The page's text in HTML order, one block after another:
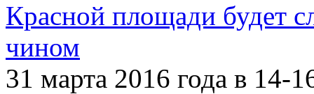
Красной площади будет
чином
31 марта 2016 года в 14-